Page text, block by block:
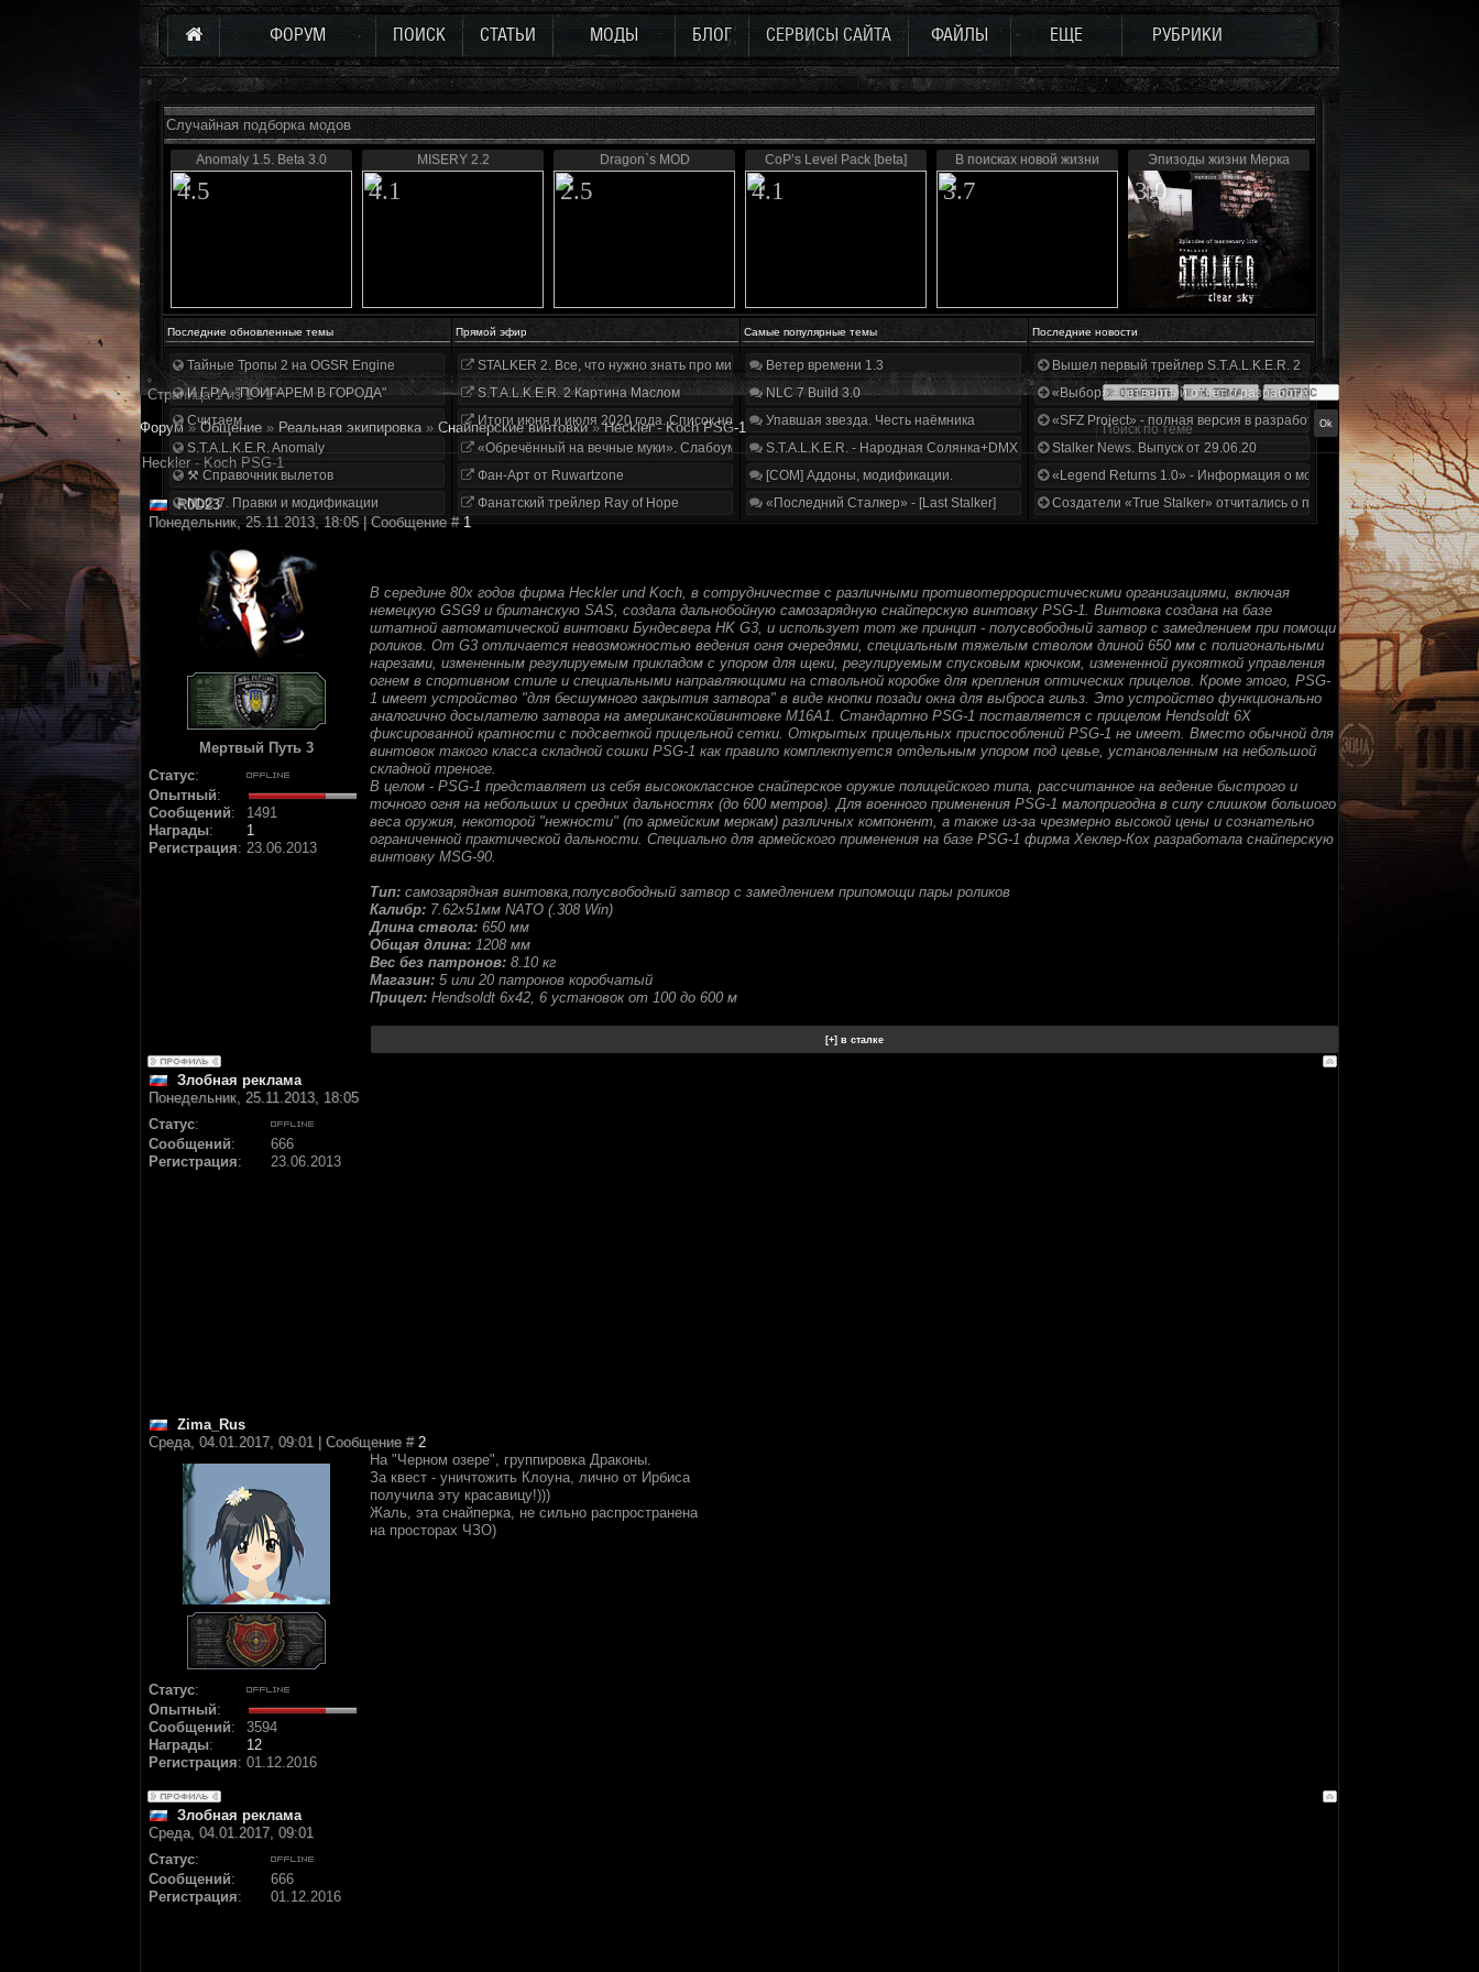
ФОРУМ ПОИСК СТАТЬИ МОДЫ БЛОГ СЕРВИСЫ САЙТА ФАЙЛЫ ЕЩЕ РУБРИКИ
Случайная подборка модов
Anomaly 1.5. Beta 3.0
4.5
MISERY 2.2
4.1
Dragon`s MOD
2.5
CoP’s Level Pack [beta]
4.1
В поисках новой жизни
3.7
Эпизоды жизни Мерка
3.0
Последние обновленные темы Прямой эфир Самые популярные темы Последние новости
Тайные Тропы 2 на OGSR Engine
И.Г.Р.А. "ПОИГАРЕМ В ГОРОДА"
Считаем
S.T.A.L.K.E.R. Anomaly
⚒ Справочник вылетов
NLC 7. Правки и модификации
STALKER 2. Все, что нужно знать про мир, геймплей и сюжет | Разбор трейлера
S.T.A.L.K.E.R. 2 Картина Маслом
Итоги июня и июля 2020 года. Список нововведений
«Обречённый на вечные муки». Слабоумие и отвага
Фан-Арт от Ruwartzone
Фанатский трейлер Ray of Hope
Ветер времени 1.3
NLC 7 Build 3.0
Упавшая звезда. Честь наёмника
S.T.A.L.K.E.R. - Народная Солянка+DMX 1.3.5.ООП.МА.К.
[COM] Аддоны, модификации.
«Последний Сталкер» - [Last Stalker]
Вышел первый трейлер S.T.A.L.K.E.R. 2
«Выбор» - четвертый отчет о разработке!
«SFZ Project» - полная версия в разработке!
Stalker News. Выпуск от 29.06.20
«Legend Returns 1.0» - Информация о моде за июнь 2020
Создатели «True Stalker» отчитались о проделанной работе
Страница1из1
1
Форум » Общение » Реальная экипировка » Снайперские винтовки » Heckler - Koch PSG-1
Heckler - Koch PSG-1
R0D23
Понедельник, 25.11.2013, 18:05 | Сообщение #1
Мертвый Путь 3
Статус:
Опытный:
Сообщений:
1491
Награды:
1
Регистрация: 23.06.2013
В середине 80х годов фирма Heckler und Koch, в сотрудничестве с различными противотеррористическими организациями, включая
немецкую GSG9 и британскую SAS, создала дальнобойную самозарядную снайперскую винтовку PSG-1. Винтовка создана на базе
штатной автоматической винтовки Бундесвера HK G3, и использует тот же принцип - полусвободный затвор с замедлением при помощи
роликов. От G3 отличается невозможностью ведения огня очередями, специальным тяжелым стволом длиной 650 мм с полигональными
нарезами, измененным регулируемым прикладом с упором для щеки, регулируемым спусковым крючком, измененной рукояткой управления
огнем в спортивном стиле и специальными направляющими на ствольной коробке для крепления оптических прицелов. Кроме этого, PSG-
1 имеет устройство "для бесшумного закрытия затвора" в виде кнопки позади окна для выброса гильз. Это устройство функционально
аналогично досылателю затвора на американскойвинтовке М16А1. Стандартно PSG-1 поставляется с прицелом Hendsoldt 6X
фиксированной кратности с подсветкой прицельной сетки. Открытых прицельных приспособлений PSG-1 не имеет. Вместо обычной для
винтовок такого класса складной сошки PSG-1 как правило комплектуется отдельным упором под цевье, установленным на небольшой
складной треноге.
В целом - PSG-1 представляет из себя высококлассное снайперское оружие полицейского типа, рассчитанное на ведение быстрого и
точного огня на небольших и средних дальностях (до 600 метров). Для военного применения PSG-1 малопригодна в силу слишком большого
веса оружия, некоторой "нежности" (по армейским меркам) различных компонент, а также из-за чрезмерно высокой цены и сознательно
ограниченной практической дальности. Специально для армейского применения на базе PSG-1 фирма Хеклер-Кох разработала снайперскую
винтовку MSG-90.
Тип: самозарядная винтовка,полусвободный затвор с замедлением припомощи пары роликов
Калибр: 7.62x51мм NATO (.308 Win)
Длина ствола: 650 мм
Общая длина: 1208 мм
Вес без патронов: 8.10 кг
Магазин: 5 или 20 патронов коробчатый
Прицел: Hendsoldt 6x42, 6 установок от 100 до 600 м
Злобная реклама
Понедельник, 25.11.2013, 18:05
Статус:
Сообщений:
666
Регистрация: 23.06.2013
Zima_Rus
Среда, 04.01.2017, 09:01 | Сообщение # 2
Статус:
Опытный:
Сообщений:
3594
Награды:
12
Регистрация: 01.12.2016
На "Черном озере", группировка Драконы.
За квест - уничтожить Клоуна, лично от Ирбиса
получила эту красавицу!)))
Жаль, эта снайперка, не сильно распространена
на просторах ЧЗО)
Злобная реклама
Среда, 04.01.2017, 09:01
Статус:
Сообщений:
666
Регистрация: 01.12.2016